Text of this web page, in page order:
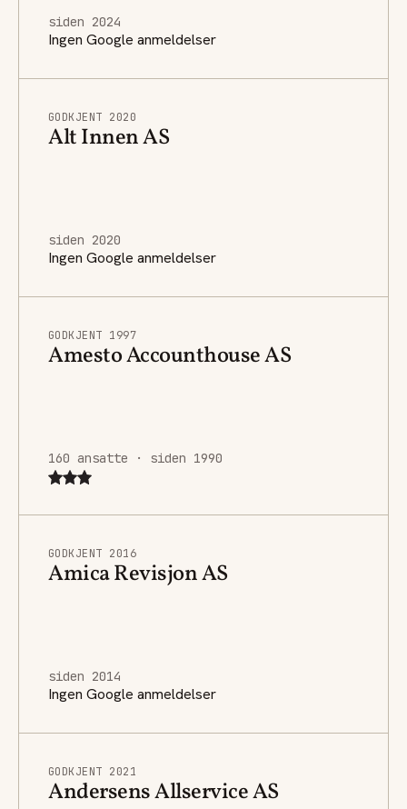
siden 2024
Ingen Google anmeldelser
GODKJENT 2020
Alt Innen AS
siden 2020
Ingen Google anmeldelser
GODKJENT 1997
Amesto Accounthouse AS
160 ansatte · siden 1990
GODKJENT 2016
Amica Revisjon AS
siden 2014
Ingen Google anmeldelser
GODKJENT 2021
Andersens Allservice AS